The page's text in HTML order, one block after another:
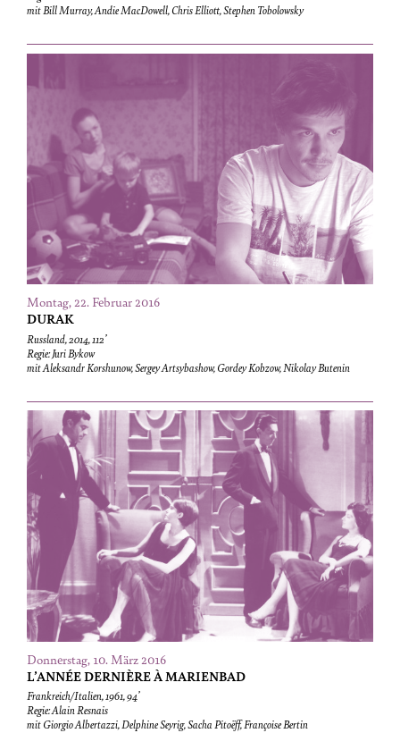
mit Bill Murray, Andie MacDowell, Chris Elliott, Stephen Tobolowsky
Montag, 22. Februar 2016
DURAK
Russland, 2014, 112’
Regie: Juri Bykow
mit Aleksandr Korshunow, Sergey Artsybashow, Gordey Kobzow, Nikolay Butenin
Donnerstag, 10. März 2016
L’ANNÉE DERNIÈRE À MARIENBAD
Frankreich/Italien, 1961, 94’
Regie: Alain Resnais
mit Giorgio Albertazzi, Delphine Seyrig, Sacha Pitoëff, Françoise Bertin